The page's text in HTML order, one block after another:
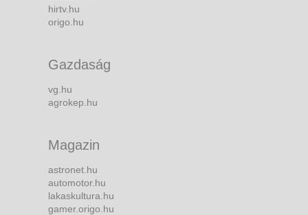
hirtv.hu
origo.hu
Gazdaság
vg.hu
agrokep.hu
Magazin
astronet.hu
automotor.hu
lakaskultura.hu
gamer.origo.hu